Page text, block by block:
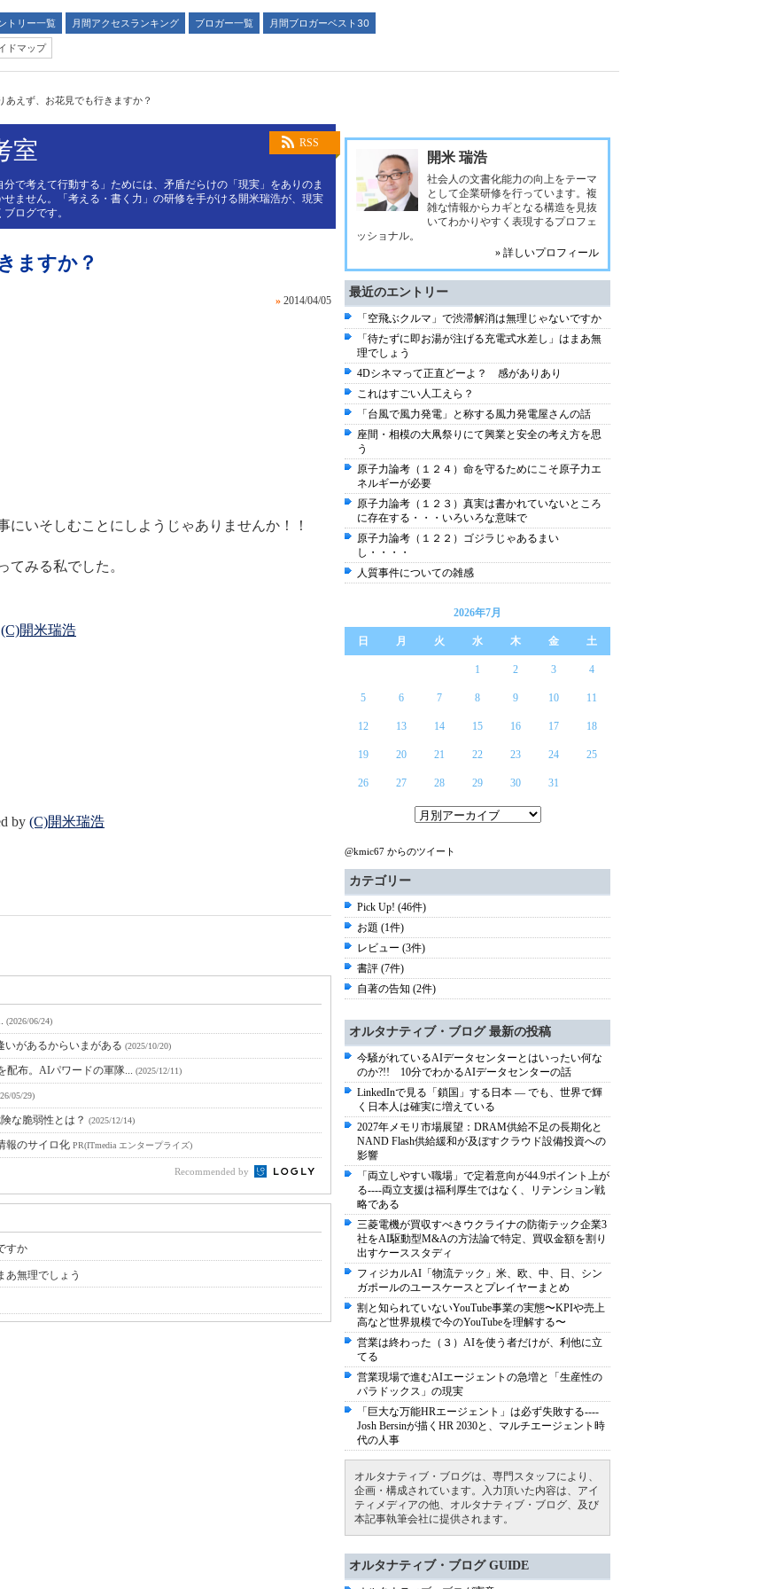
トリー一覧 月間アクセスランキング ブロガー一覧
月間ブロガーベスト30
ドマップ
あえず、お花見でも行きますか？
RSS
室
で考えて行動する」ためには、矛盾だらけの「現実」をありのま
ません。「考える・書く力」の研修を手がける開米瑞浩が、現実
ログです。
ますか？
» 2014/04/05
いそしむことにしようじゃありませんか！！
てみる私でした。
(C)開米瑞浩
by (C)開米瑞浩
(2026/06/24)
いがあるからいまがある (2025/10/20)
配布。AIパワードの軍隊... (2025/12/11)
05/29)
な脆弱性とは？ (2025/12/14)
報のサイロ化 PR(ITmedia エンタープライズ)
Recommended by
すか
あ無理でしょう
開米 瑞浩
社会人の文書化能力の向上をテーマ
として企業研修を行っています。複
雑な情報からカギとなる構造を見抜
いてわかりやすく表現するプロフェ
ッショナル。
» 詳しいプロフィール
最近のエントリー
「空飛ぶクルマ」で渋滞解消は無理じゃないですか
「待たずに即お湯が注げる充電式水差し」はまあ無
理でしょう
4Dシネマって正直どーよ？ 感がありあり
これはすごい人工えら？
「台風で風力発電」と称する風力発電屋さんの話
座間・相模の大凧祭りにて興業と安全の考え方を思
う
原子力論考（１２４）命を守るためにこそ原子力エ
ネルギーが必要
原子力論考（１２３）真実は書かれていないところ
に存在する・・・いろいろな意味で
原子力論考（１２２）ゴジラじゃあるまい
し・・・・
人質事件についての雑感
2026年7月
日 月 火 水 木 金 土
1 2 3 4
5 6 7 8 9 10 11
12 13 14 15 16 17 18
19 20 21 22 23 24 25
26 27 28 29 30 31
@kmic67 からのツイート
カテゴリー
Pick Up! (46件)
お題 (1件)
レビュー (3件)
書評 (7件)
自著の告知 (2件)
オルタナティブ・ブログ 最新の投稿
今騒がれているAIデータセンターとはいったい何な
のか?!! 10分でわかるAIデータセンターの話
LinkedInで見る「鎖国」する日本 ― でも、世界で輝
く日本人は確実に増えている
2027年メモリ市場展望：DRAM供給不足の長期化と
NAND Flash供給緩和が及ぼすクラウド設備投資への
影響
「両立しやすい職場」で定着意向が44.9ポイント上が
る----両立支援は福利厚生ではなく、リテンション戦
略である
三菱電機が買収すべきウクライナの防衛テック企業3
社をAI駆動型M&Aの方法論で特定、買収金額を割り
出すケーススタディ
フィジカルAI「物流テック」米、欧、中、日、シン
ガポールのユースケースとプレイヤーまとめ
割と知られていないYouTube事業の実態〜KPIや売上
高など世界規模で今のYouTubeを理解する〜
営業は終わった（３）AIを使う者だけが、利他に立
てる
営業現場で進むAIエージェントの急増と「生産性の
パラドックス」の現実
「巨大な万能HRエージェント」は必ず失敗する----
Josh Bersinが描くHR 2030と、マルチエージェント時
代の人事
オルタナティブ・ブログは、専門スタッフにより、
企画・構成されています。入力頂いた内容は、アイ
ティメディアの他、オルタナティブ・ブログ、及び
本記事執筆会社に提供されます。
オルタナティブ・ブログ GUIDE